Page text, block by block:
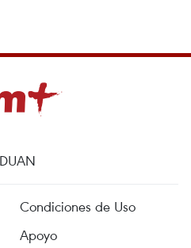
Condiciones de Uso
Apoyo